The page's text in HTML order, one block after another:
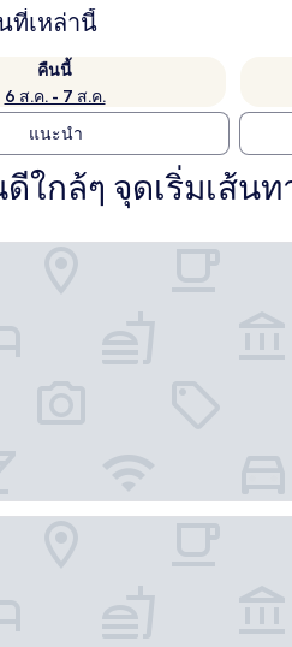
ที่เหล่านี้
คืนนี้
6 ส.ค. - 7 ส.ค.
แนะนำ
ใกล้ๆ จุดเริ่มเส้นท
ไปป์ เวลส์ วิลเลจ - อินไซด์ เดอะ
ธ วัลเลย – ภายในอุทยาน